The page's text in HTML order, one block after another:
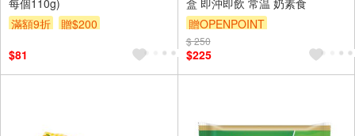
每個110g)
滿額9折
贈$200
$81
盒 即沖即飲 常温 奶素食
贈OPENPOINT
$ 250
$225